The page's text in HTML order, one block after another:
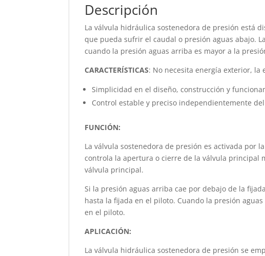
Descripción
La válvula hidráulica sostenedora de presión está
que pueda sufrir el caudal o presión aguas abajo.
cuando la presión aguas arriba es mayor a la
CARACTERÍSTICAS: No necesita energía exterior,
Simplicidad en el diseño, construcción y
Control estable y preciso independientemente
FUNCIÓN:
La válvula sostenedora de presión es activada por
controla la apertura o cierre de la válvula principal
válvula principal.
Si la presión aguas arriba cae por debajo de la
hasta la fijada en el piloto. Cuando la presión
en el piloto.
APLICACIÓN:
La válvula hidráulica sostenedora de presión se